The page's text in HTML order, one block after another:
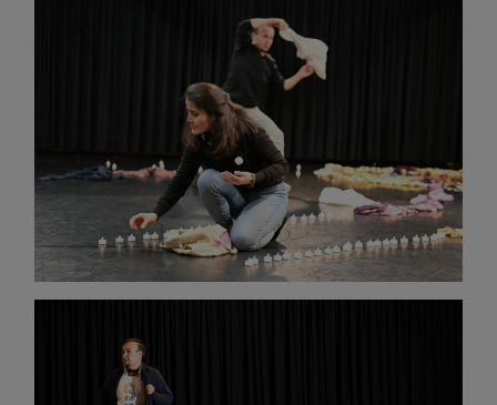
Wenn Cookies von externen Medien akzeptiert werden,
bedarf der Zugriff auf externe Inhalte keiner manuellen
Zustimmung mehr.
Google Maps
Eingebettete Inhalte